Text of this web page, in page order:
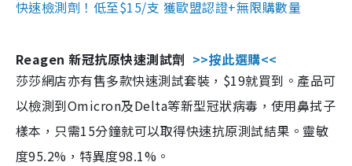
快速檢測劑！低至$15/支 獲歐盟認證+無限購數量
Reagen 新冠抗原快速測試劑 >>按此選購<<
莎莎網店亦有售多款快速測試套裝，$19就買到。產品可
以檢測到Omicron及Delta等新型冠狀病毒，使用鼻拭子
樣本，只需15分鐘就可以取得快速抗原測試結果。靈敏
度95.2%，特異度98.1%。